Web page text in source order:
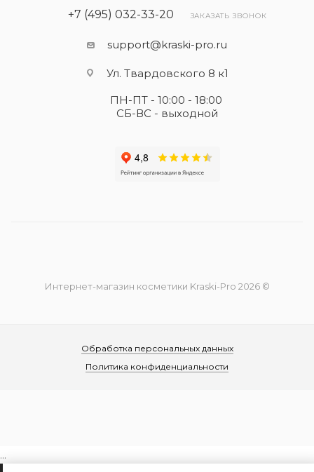
+7 (495) 032-33-20 ЗАКАЗАТЬ ЗВОНОК
support@kraski-pro.ru
Ул. Твардовского 8 к1
ПН-ПТ - 10:00 - 18:00
СБ-ВС - выходной
Интернет-магазин косметики Kraski-Pro 2026 ©
Обработка персональных данных
Политика конфиденциальности
...